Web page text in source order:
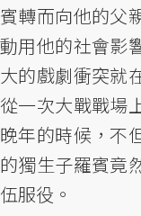
賓轉而向他的父
動用他的社會影
大的戲劇衝突
從一次大戰戰場
晚年的時候，不
的獨生子羅賓竟
伍服役。